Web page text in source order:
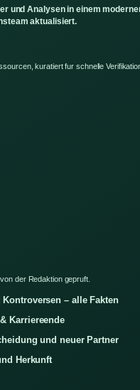
und Analysen in einem
aktualisiert.
kuratiert fur schnelle
der Redaktion gepruft.
– alle Fakten
Karriereende
und neuer Partner
Herkunft